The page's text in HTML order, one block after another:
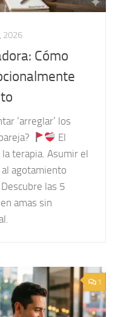
2026
Cómo
‘arreglar’ los
El
terapia. Asumir el
agotamiento
las 5
amas sin
1